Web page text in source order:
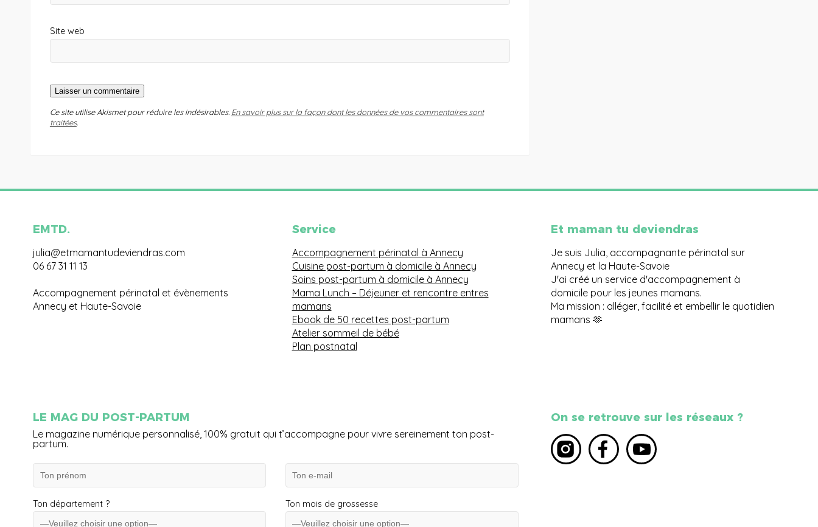
Site web
Ce site utilise Akismet pour réduire les indésirables. En savoir plus sur la façon dont les données de vos commentaires sont
traitées.
EMTD.
julia@etmamantudeviendras.com
06 67 31 11 13
Accompagnement périnatal et évènements
Annecy et Haute-Savoie
Service
Accompagnement périnatal à Annecy
Cuisine post-partum à domicile à Annecy
Soins post-partum à domicile à Annecy
Mama Lunch – Déjeuner et rencontre entres
mamans
Ebook de 50 recettes post-partum
Atelier sommeil de bébé
Plan postnatal
Et maman tu deviendras
Je suis Julia, accompagnante périnatal sur
Annecy et la Haute-Savoie
J'ai créé un service d'accompagnement à
domicile pour les jeunes mamans.
Ma mission : alléger, facilité et embellir le quotidien
mamans 🫶
LE MAG DU POST-PARTUM
Le magazine numérique personnalisé, 100% gratuit qui t’accompagne pour vivre sereinement ton post-
partum.
Ton département ? Ton mois de grossesse
On se retrouve sur les réseaux ?